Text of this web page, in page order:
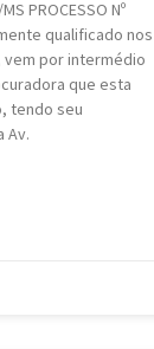
PROCESSO Nº
qualificado nos
por intermédio
que esta
tendo seu
Av.